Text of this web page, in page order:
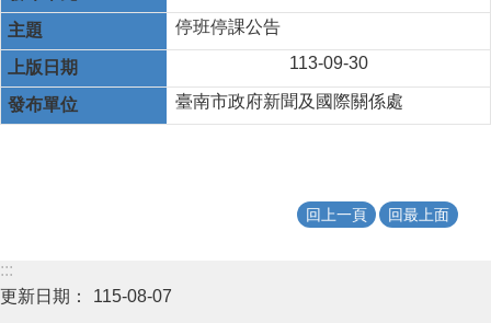
停班停課公告
113-09-30
臺南市政府新聞及國際關係處
回上一頁 回最上面
:::
更新日期：
115-08-07